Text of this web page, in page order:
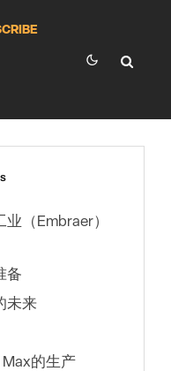
（Embraer）
备
未来
的生产